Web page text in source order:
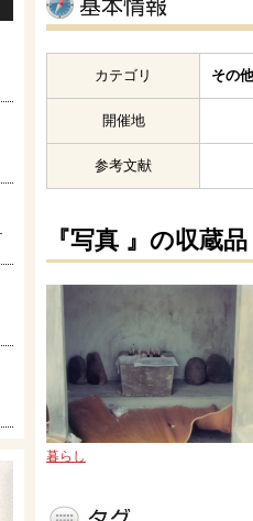
カテゴリ その
開催地
参考文献
『写真 』の収蔵品
暮らし